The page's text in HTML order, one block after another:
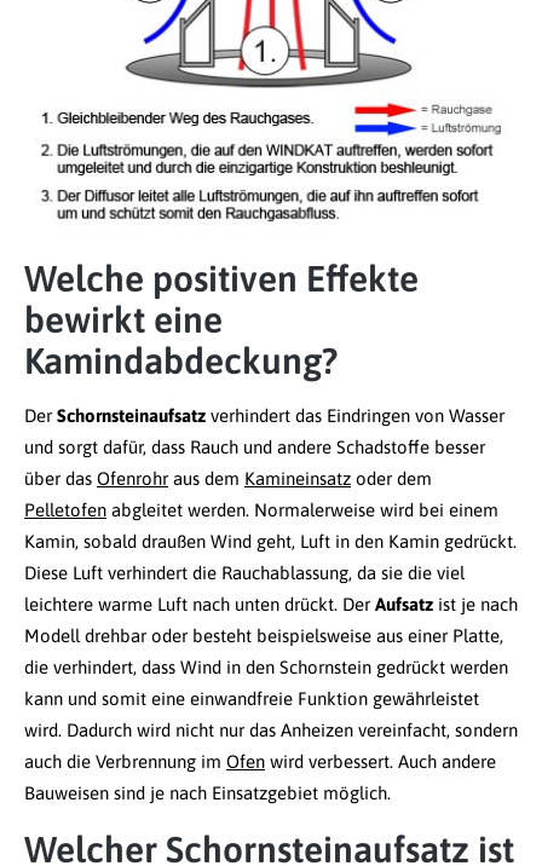
Welche positiven Effekte
bewirkt eine
Kamindabdeckung?
Der Schornsteinaufsatz verhindert das Eindringen von Wasser
und sorgt dafür, dass Rauch und andere Schadstoffe besser
über das Ofenrohr aus dem Kamineinsatz oder dem
Pelletofen abgleitet werden. Normalerweise wird bei einem
Kamin, sobald draußen Wind geht, Luft in den Kamin gedrückt.
Diese Luft verhindert die Rauchablassung, da sie die viel
leichtere warme Luft nach unten drückt. Der Aufsatz ist je nach
Modell drehbar oder besteht beispielsweise aus einer Platte,
die verhindert, dass Wind in den Schornstein gedrückt werden
kann und somit eine einwandfreie Funktion gewährleistet
wird. Dadurch wird nicht nur das Anheizen vereinfacht, sondern
auch die Verbrennung im Ofen wird verbessert. Auch andere
Bauweisen sind je nach Einsatzgebiet möglich.
Welcher Schornsteinaufsatz ist